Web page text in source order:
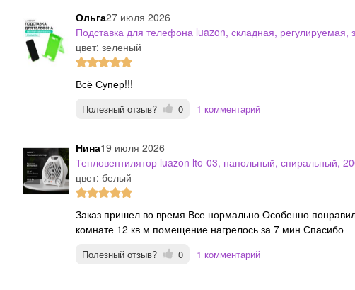
Ольга27 июля 2026
Подставка для телефона luazon, складная, регулируемая,
цвет: зеленый
Всё Супер!!!
Полезный отзыв? 0 1 комментарий
Нина19 июля 2026
Тепловентилятор luazon lto-03, напольный, спиральный,
цвет: белый
Заказ пришел во время Все нормально Особенно понравился тепловентилятор уже испытапи в душевой
комнате 12 кв м помещение нагрелось за 7 мин Спасибо
Полезный отзыв? 0 1 комментарий